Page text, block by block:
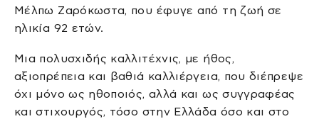
Μέλπω Ζαρόκωστα, που έφυγε από τη ζωή σε
ηλικία 92 ετών.
Μια πολυσχιδής καλλιτέχνις, με ήθος,
αξιοπρέπεια και βαθιά καλλιέργεια, που διέπρεψε
όχι μόνο ως ηθοποιός, αλλά και ως συγγραφέας
και στιχουργός, τόσο στην Ελλάδα όσο και στο